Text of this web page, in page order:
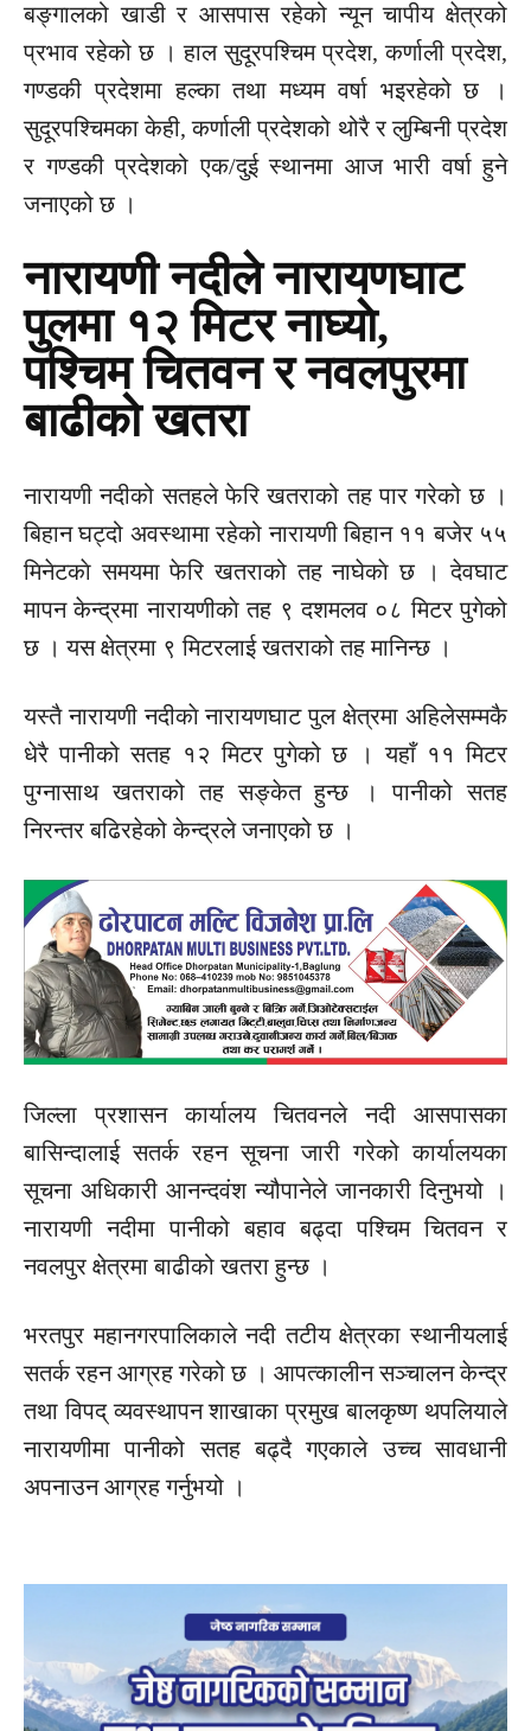
बङ्गालको खाडी र आसपास रहेको न्यून चापीय क्षेत्रको
प्रभाव रहेको छ । हाल सुदूरपश्चिम प्रदेश, कर्णाली प्रदेश,
गण्डकी प्रदेशमा हल्का तथा मध्यम वर्षा भइरहेको छ ।
सुदूरपश्चिमका केही, कर्णाली प्रदेशको थोरै र लुम्बिनी प्रदेश
र गण्डकी प्रदेशको एक/दुई स्थानमा आज भारी वर्षा हुने
जनाएको छ ।
नारायणी नदीले नारायणघाट
पुलमा १२ मिटर नाघ्याे,
पश्चिम चितवन र नवलपुरमा
बाढीको खतरा
नारायणी नदीको सतहले फेरि खतराको तह पार गरेको छ ।
बिहान घट्दो अवस्थामा रहेको नारायणी बिहान ११ बजेर ५५
मिनेटकाे समयमा फेरि खतराको तह नाघेकाे छ । देवघाट
मापन केन्द्रमा नारायणीकाे तह ९ दशमलव ०८ मिटर पुगेको
छ । यस क्षेत्रमा ९ मिटरलाई खतराको तह मानिन्छ ।
यस्तै नारायणी नदीकाे नारायणघाट पुल क्षेत्रमा अहिलेसम्मकै
धेरै पानीको सतह १२ मिटर पुगेको छ । यहाँ ११ मिटर
पुग्नासाथ खतराको तह सङ्केत हुन्छ । पानीको सतह
निरन्तर बढिरहेको केन्द्रले जनाएको छ ।
जिल्ला प्रशासन कार्यालय चितवनले नदी आसपासका
बासिन्दालाई सतर्क रहन सूचना जारी गरेको कार्यालयका
सूचना अधिकारी आनन्दवंश न्यौपानेले जानकारी दिनुभयो ।
नारायणी नदीमा पानीको बहाव बढ्दा पश्चिम चितवन र
नवलपुर क्षेत्रमा बाढीको खतरा हुन्छ ।
भरतपुर महानगरपालिकाले नदी तटीय क्षेत्रका स्थानीयलाई
सतर्क रहन आग्रह गरेको छ । आपत्कालीन सञ्चालन केन्द्र
तथा विपद् व्यवस्थापन शाखाका प्रमुख बालकृष्ण थपलियाले
नारायणीमा पानीको सतह बढ्दै गएकाले उच्च सावधानी
अपनाउन आग्रह गर्नुभयो ।